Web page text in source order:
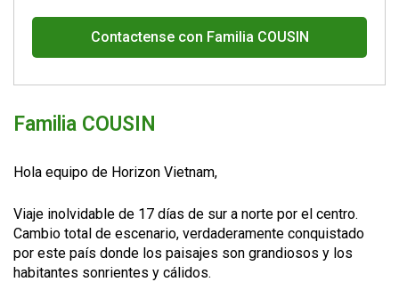
Familia COUSIN
Hola equipo de Horizon Vietnam,
Viaje inolvidable de 17 días de sur a norte por el centro.
Cambio total de escenario, verdaderamente conquistado
por este país donde los paisajes son grandiosos y los
habitantes sonrientes y cálidos.
Contactense con Familia COUSIN